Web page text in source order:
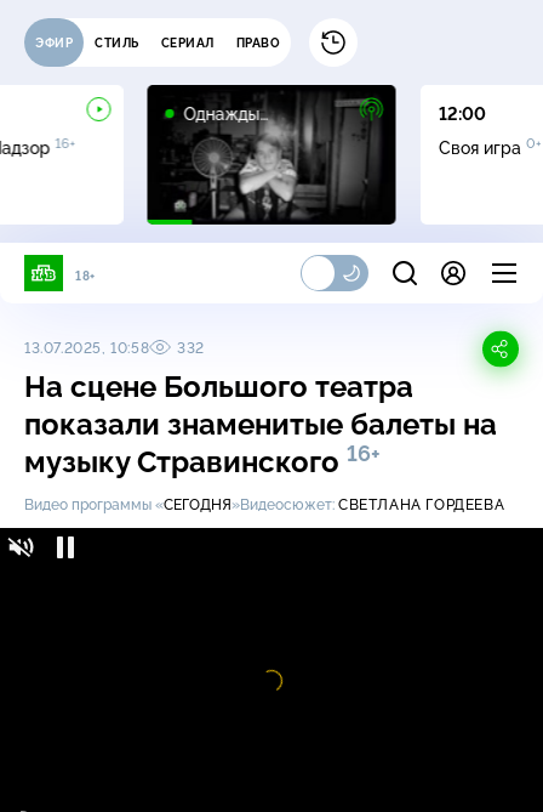
ЭФИР СТИЛЬ СЕРИАЛ ПРАВО
16+
Однажды…
16+
12:00
Своя игра 0+
18+
13.07.2025, 10:58 332
На сцене Большого театра
показали знаменитые балеты на
музыку Стравинского 16+
Видео программы «СЕГОДНЯ»Видеосюжет: СВЕТЛАНА ГОРДЕЕВА
Видео